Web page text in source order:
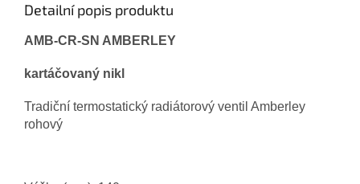
Detailní popis produktu
AMB-CR-SN AMBERLEY
kartáčovaný nikl
Tradiční termostatický radiátorový ventil Amberley
rohový